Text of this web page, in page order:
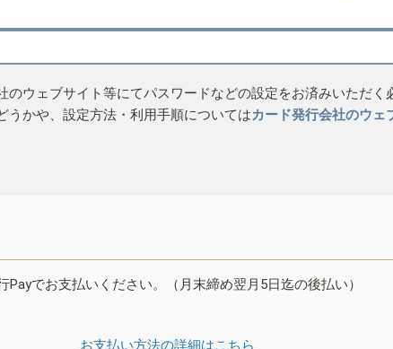
ウェブサイト等にてパスワードなどの設定をお済みいただく
うかや、設定方法・利用手順についてはカード発行会社のウェ
でお支払いください。（月末締め翌月5日迄の後払い）
お支払い方法の詳細はこちら